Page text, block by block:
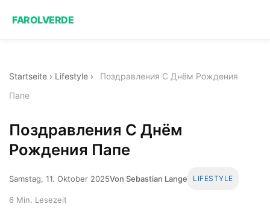
FAROLVERDE
Startseite › Lifestyle ›
Поздравления С Днём Рождения
Папе
Поздравления С Днём
Рождения Папе
Samstag, 11. Oktober 2025Von Sebastian Lange LIFESTYLE
6 Min. Lesezeit